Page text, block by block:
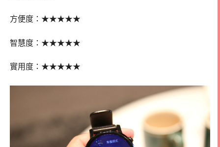
方便度： ★★★★★
智慧度： ★★★★★
實用度： ★★★★★